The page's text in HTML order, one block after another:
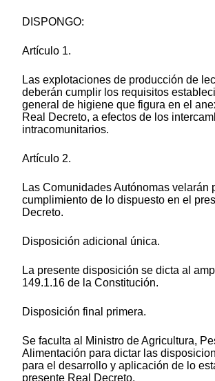
DISPONGO:
Artículo 1.
Las explotaciones de producción de
deberán cumplir los requisitos
general de higiene que figura en el
Real Decreto, a efectos de los
intracomunitarios.
Artículo 2.
Las Comunidades Autónomas velarán
cumplimiento de lo dispuesto en el
Decreto.
Disposición adicional única.
La presente disposición se dicta al
149.1.16 de la Constitución.
Disposición final primera.
Se faculta al Ministro de Agricultura,
Alimentación para dictar las
para el desarrollo y aplicación de lo
presente Real Decreto.